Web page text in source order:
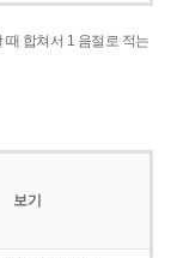
때 합쳐서 1 음절로 적는
보기